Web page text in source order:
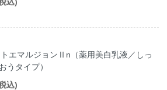
エマルジョンⅡn（薬用美白乳液／しっ
うタイプ）
込)